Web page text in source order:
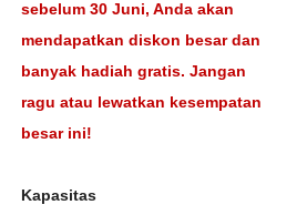
sebelum 30 Juni, Anda akan
mendapatkan diskon besar dan
banyak hadiah gratis. Jangan
ragu atau lewatkan kesempatan
besar ini!
Kapasitas